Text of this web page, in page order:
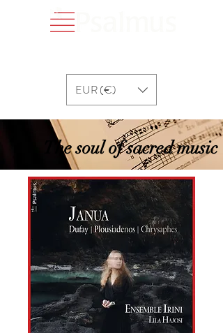
EUR (€)
The soul of sacred music